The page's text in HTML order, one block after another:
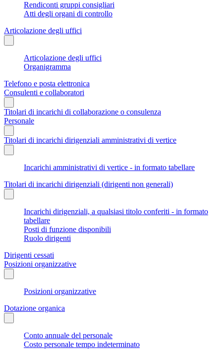
Rendiconti gruppi consigliari
Atti degli organi di controllo
Articolazione degli uffici
Articolazione degli uffici
Organigramma
Telefono e posta elettronica
Consulenti e collaboratori
Titolari di incarichi di collaborazione o consulenza
Personale
Titolari di incarichi dirigenziali amministrativi di vertice
Incarichi amministrativi di vertice - in formato tabellare
Titolari di incarichi dirigenziali (dirigenti non generali)
Incarichi dirigenziali, a qualsiasi titolo conferiti - in formato
tabellare
Posti di funzione disponibili
Ruolo dirigenti
Dirigenti cessati
Posizioni organizzative
Posizioni organizzative
Dotazione organica
Conto annuale del personale
Costo personale tempo indeterminato